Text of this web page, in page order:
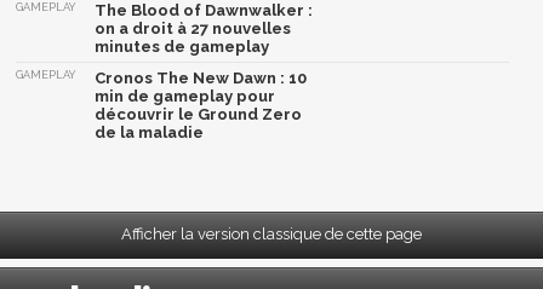
GAMEPLAY
The Blood of Dawnwalker :
on a droit à 27 nouvelles
minutes de gameplay
GAMEPLAY
Cronos The New Dawn : 10
min de gameplay pour
découvrir le Ground Zero
de la maladie
Afficher la version classique de cette page